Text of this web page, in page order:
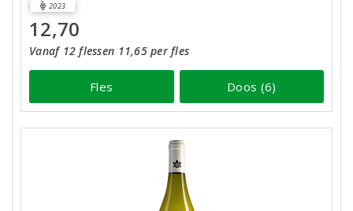
2023
12,70
Vanaf 12 flessen 11,65 per fles
Fles Doos (6)